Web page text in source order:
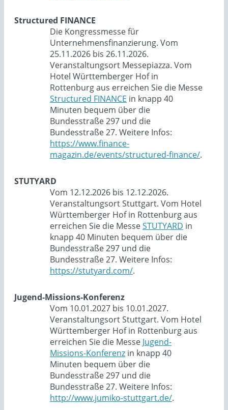
Structured FINANCE
Die Kongressmesse für
Unternehmensfinanzierung. Vom
25.11.2026 bis 26.11.2026.
Veranstaltungsort Messepiazza. Vom
Hotel Württemberger Hof in
Rottenburg aus erreichen Sie die Messe
Structured FINANCE in knapp 40
Minuten bequem über die
Bundesstraße 297 und die
Bundesstraße 27. Weitere Infos:
https://www.finance-
magazin.de/events/structured-finance/.
STUTYARD
Vom 12.12.2026 bis 12.12.2026.
Veranstaltungsort Stuttgart. Vom Hotel
Württemberger Hof in Rottenburg aus
erreichen Sie die MesseSTUTYARD in
knapp 40 Minuten bequem über die
Bundesstraße 297 und die
Bundesstraße 27. Weitere Infos:
https://stutyard.com/.
Jugend-Missions-Konferenz
Vom 10.01.2027 bis 10.01.2027.
Veranstaltungsort Stuttgart. Vom Hotel
Württemberger Hof in Rottenburg aus
erreichen Sie die Messe Jugend-
Missions-Konferenz in knapp 40
Minuten bequem über die
Bundesstraße 297 und die
Bundesstraße 27. Weitere Infos:
http://www.jumiko-stuttgart.de/.